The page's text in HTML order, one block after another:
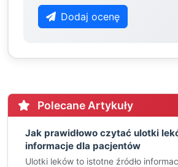
Dodaj ocenę
Polecane Artykuły
Jak prawidłowo czytać ulotki
informacje dla pacjentów
Ulotki leków to istotne źródło